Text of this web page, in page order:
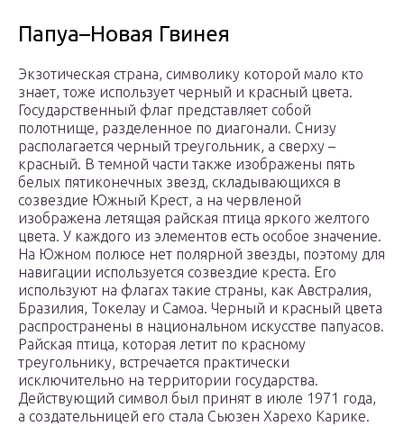
Папуа–Новая Гвинея
Экзотическая страна, символику которой мало кто
знает, тоже использует черный и красный цвета.
Государственный флаг представляет собой
полотнище, разделенное по диагонали. Снизу
располагается черный треугольник, а сверху –
красный. В темной части также изображены пять
белых пятиконечных звезд, складывающихся в
созвездие Южный Крест, а на червленой
изображена летящая райская птица яркого желтого
цвета. У каждого из элементов есть особое значение.
На Южном полюсе нет полярной звезды, поэтому для
навигации используется созвездие креста. Его
используют на флагах такие страны, как Австралия,
Бразилия, Токелау и Самоа. Черный и красный цвета
распространены в национальном искусстве папуасов.
Райская птица, которая летит по красному
треугольнику, встречается практически
исключительно на территории государства.
Действующий символ был принят в июле 1971 года,
а создательницей его стала Сьюзен Харехо Карике.